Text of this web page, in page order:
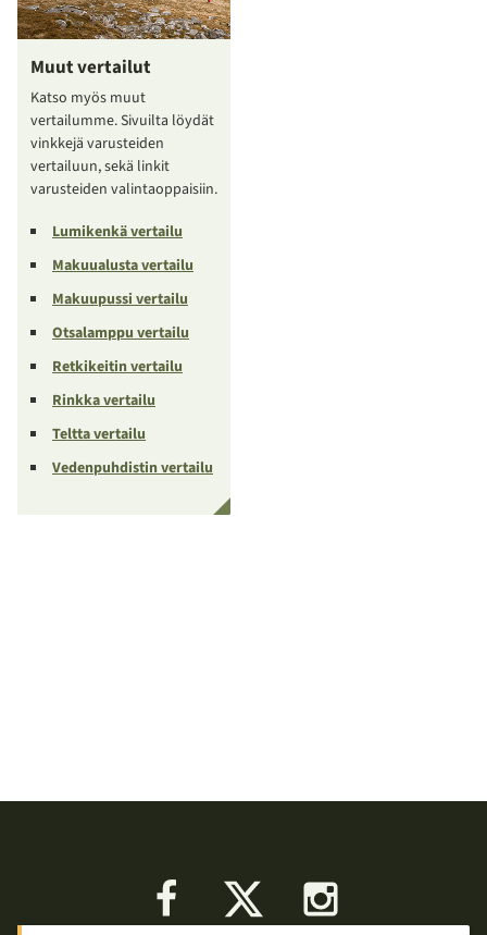
Muut vertailut
Katso myös muut
vertailumme. Sivuilta löydät
vinkkejä varusteiden
vertailuun, sekä linkit
varusteiden valintaoppaisiin.
Lumikenkä vertailu
Makuualusta vertailu
Makuupussi vertailu
Otsalamppu vertailu
Retkikeitin vertailu
Rinkka vertailu
Teltta vertailu
Vedenpuhdistin vertailu
Facebook